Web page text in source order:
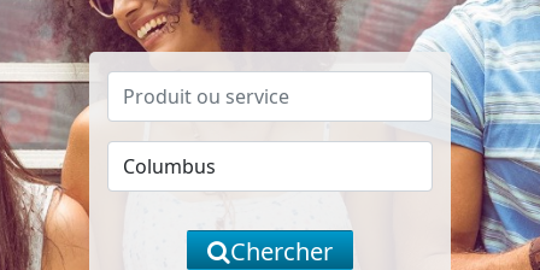
Chercher